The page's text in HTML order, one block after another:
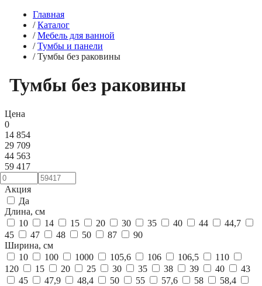
Главная
/ Каталог
/ Мебель для ванной
/ Тумбы и панели
/ Тумбы без раковины
Тумбы без раковины
Цена
0
14 854
29 709
44 563
59 417
Акция
Да
Длина, см
10
14 15 20 30 35 40 44
44,7
45
47 48 50 87
90
Ширина, см
10
100 1000 105,6 106 106,5
110
120
15 20 25 30 35 38 39 40
43
45
47,9 48,4 50 55 57,6 58
58,4